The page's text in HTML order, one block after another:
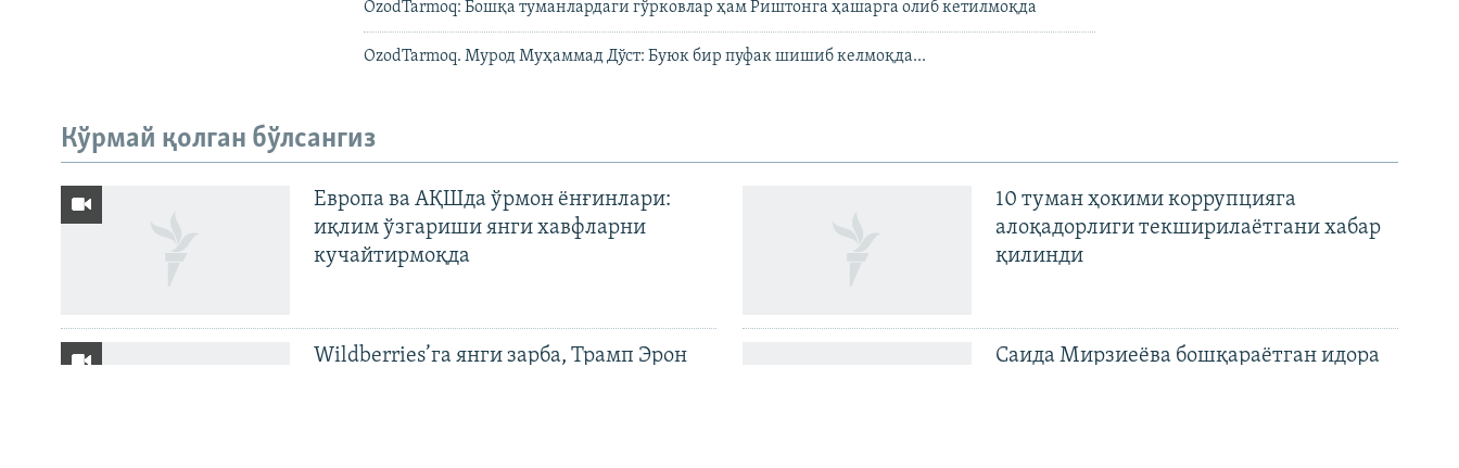
ИЖТИМОИЙ ТАРМОҚЛАР
OzodTarmoq: Бошқа туманлардаги гўрковлар ҳам Риштонга ҳашарга олиб кетилмоқда
OzodTarmoq. Мурод Муҳаммад Дўст: Буюк бир пуфак шишиб келмоқда...
Кўрмай қолган бўлсангиз
Европа ва АҚШда ўрмон ёнғинлари:
иқлим ўзгариши янги хавфларни
кучайтирмоқда
Wildberries’га янги зарба, Трамп Эрон
10 туман ҳокими коррупцияга
алоқадорлиги текширилаётгани хабар
қилинди
Саида Мирзиеёва бошқараётган идора